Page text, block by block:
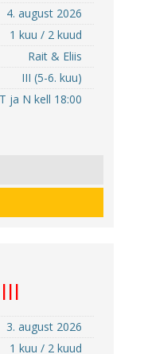
4. august 2026
1 kuu / 2 kuud
Rait & Eliis
III (5-6. kuu)
T ja N kell 18:00
3. august 2026
1 kuu / 2 kuud